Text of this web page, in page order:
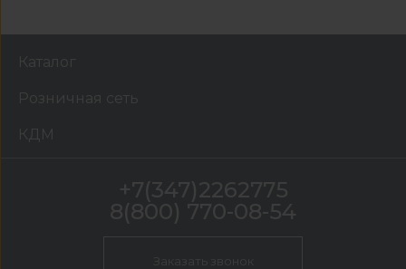
Каталог
Розничная сеть
КДМ
+7(347)2262775
8(800) 770-08-54
Заказать звонок